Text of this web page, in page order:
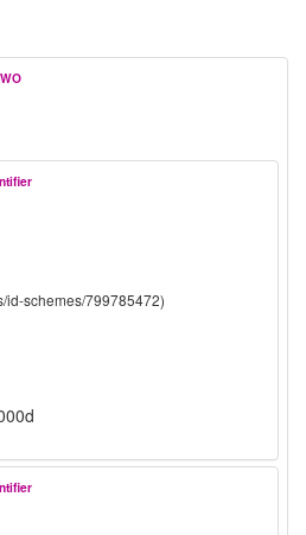
id-schemes/799785472)